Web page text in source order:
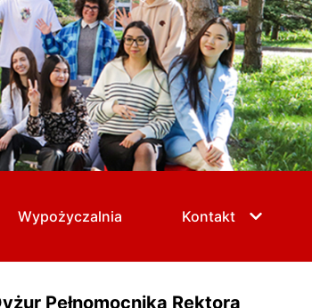
Wypożyczalnia Kontakt
Pełnomocnika Rektora